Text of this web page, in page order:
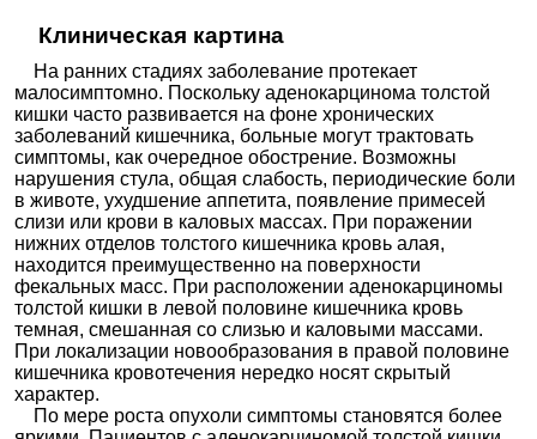
Клиническая картина
На ранних стадиях заболевание протекает
малосимптомно. Поскольку аденокарцинома толстой
кишки часто развивается на фоне хронических
заболеваний кишечника, больные могут трактовать
симптомы, как очередное обострение. Возможны
нарушения стула, общая слабость, периодические боли
в животе, ухудшение аппетита, появление примесей
слизи или крови в каловых массах. При поражении
нижних отделов толстого кишечника кровь алая,
находится преимущественно на поверхности
фекальных масс. При расположении аденокарциномы
толстой кишки в левой половине кишечника кровь
темная, смешанная со слизью и каловыми массами.
При локализации новообразования в правой половине
кишечника кровотечения нередко носят скрытый
характер.
По мере роста опухоли симптомы становятся более